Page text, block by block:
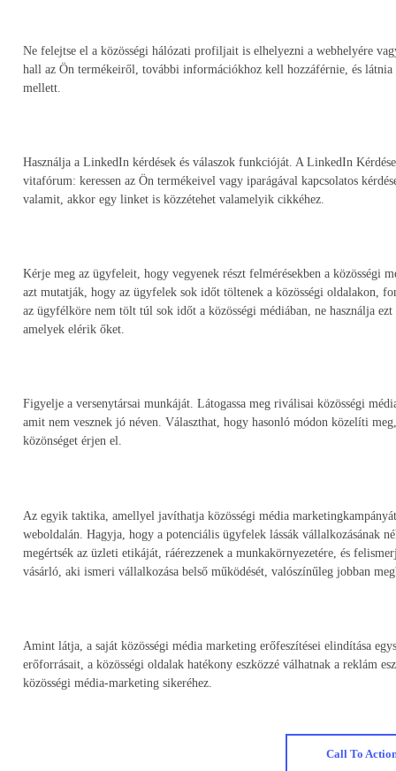
Ne felejtse el a közösségi hálózati profiljait is elhelyezni a webhelyére
hall az Ön termékeiről, további információkhoz kell hozzáférnie, és
mellett.
Használja a LinkedIn kérdések és válaszok funkcióját. A LinkedIn
vitafórum: keressen az Ön termékeivel vagy iparágával kapcsolatos
valamit, akkor egy linket is közzétehet valamelyik cikkéhez.
Kérje meg az ügyfeleit, hogy vegyenek részt felmérésekben a közösségi
azt mutatják, hogy az ügyfelek sok időt töltenek a közösségi oldalakon,
az ügyfélköre nem tölt túl sok időt a közösségi médiában, ne használja
amelyek elérik őket.
Figyelje a versenytársai munkáját. Látogassa meg riválisai közösségi
amit nem vesznek jó néven. Választhat, hogy hasonló módon közelíti
közönséget érjen el.
Az egyik taktika, amellyel javíthatja közösségi média
weboldalán. Hagyja, hogy a potenciális ügyfelek lássák vállalkozásának
megértsék az üzleti etikáját, ráérezzenek a munkakörnyezetére, és
vásárló, aki ismeri vállalkozása belső működését, valószínűleg jobban
Amint látja, a saját közösségi média marketing erőfeszítései elindítása
erőforrásait, a közösségi oldalak hatékony eszközzé válhatnak a reklám
közösségi média-marketing sikeréhez.
Call To